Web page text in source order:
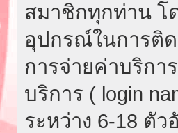
สมาชิกทุกท่าน โ
อุปกรณ์ในการติ
การจ่ายค่าบริกา
บริการ ( login
ระหว่าง 6-18 ตัว